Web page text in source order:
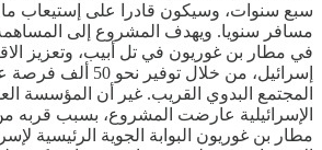
مسافر سنويا. ويهدف المشروع إلى
في مطار بن غوريون في تل أبيب، وتعزيز
إسرائيل، من خلال
المجتمع البدوي القريب. غير أن المؤسسة
الإسرائيلية عارضت المشروع، بسبب قربه
مطار بن غوريون البوابة الجوية الرئيسية